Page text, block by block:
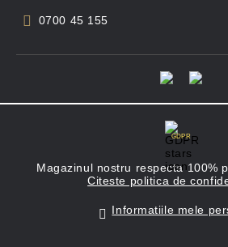
0700 45 155
GDPR
Magazinul nostru respecta 100%
Citeste politica de
Informatiile mele